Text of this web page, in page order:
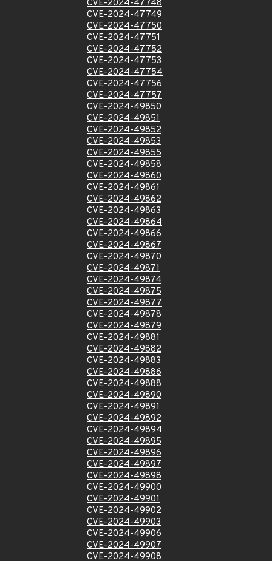
CVE-2024-47748
CVE-2024-47749
CVE-2024-47750
CVE-2024-47751
CVE-2024-47752
CVE-2024-47753
CVE-2024-47754
CVE-2024-47756
CVE-2024-47757
CVE-2024-49850
CVE-2024-49851
CVE-2024-49852
CVE-2024-49853
CVE-2024-49855
CVE-2024-49858
CVE-2024-49860
CVE-2024-49861
CVE-2024-49862
CVE-2024-49863
CVE-2024-49864
CVE-2024-49866
CVE-2024-49867
CVE-2024-49870
CVE-2024-49871
CVE-2024-49874
CVE-2024-49875
CVE-2024-49877
CVE-2024-49878
CVE-2024-49879
CVE-2024-49881
CVE-2024-49882
CVE-2024-49883
CVE-2024-49886
CVE-2024-49888
CVE-2024-49890
CVE-2024-49891
CVE-2024-49892
CVE-2024-49894
CVE-2024-49895
CVE-2024-49896
CVE-2024-49897
CVE-2024-49898
CVE-2024-49900
CVE-2024-49901
CVE-2024-49902
CVE-2024-49903
CVE-2024-49906
CVE-2024-49907
CVE-2024-49908